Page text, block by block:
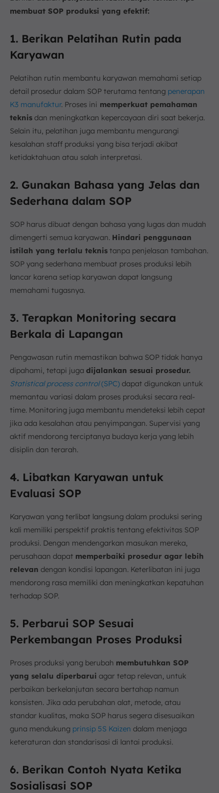
membuat SOP produksi yang efektif:
1. Berikan Pelatihan Rutin pada
Karyawan
Pelatihan rutin membantu karyawan memahami setiap
detail prosedur dalam SOP terutama tentang penerapan
K3 manufaktur. Proses ini memperkuat pemahaman
teknis dan meningkatkan kepercayaan diri saat bekerja.
Selain itu, pelatihan juga membantu mengurangi
kesalahan staff produksi yang bisa terjadi akibat
ketidaktahuan atau salah interpretasi.
2. Gunakan Bahasa yang Jelas dan
Sederhana dalam SOP
SOP harus dibuat dengan bahasa yang lugas dan mudah
dimengerti semua karyawan. Hindari penggunaan
istilah yang terlalu teknis tanpa penjelasan tambahan.
SOP yang sederhana membuat proses produksi lebih
lancar karena setiap karyawan dapat langsung
memahami tugasnya.
3. Terapkan Monitoring secara
Berkala di Lapangan
Pengawasan rutin memastikan bahwa SOP tidak hanya
dipahami, tetapi juga dijalankan sesuai prosedur.
Statistical process control(SPC) dapat digunakan untuk
memantau variasi dalam proses produksi secara real-
time. Monitoring juga membantu mendeteksi lebih cepat
jika ada kesalahan atau penyimpangan. Supervisi yang
aktif mendorong terciptanya budaya kerja yang lebih
disiplin dan terarah.
4. Libatkan Karyawan untuk
Evaluasi SOP
Karyawan yang terlibat langsung dalam produksi sering
kali memiliki perspektif praktis tentang efektivitas SOP
produksi. Dengan mendengarkan masukan mereka,
perusahaan dapat memperbaiki prosedur agar lebih
relevan dengan kondisi lapangan. Keterlibatan ini juga
mendorong rasa memiliki dan meningkatkan kepatuhan
terhadap SOP.
5. Perbarui SOP Sesuai
Perkembangan Proses Produksi
Proses produksi yang berubah membutuhkan SOP
yang selalu diperbarui agar tetap relevan, untuk
perbaikan berkelanjutan secara bertahap namun
konsisten. Jika ada perubahan alat, metode, atau
standar kualitas, maka SOP harus segera disesuaikan
guna mendukung prinsip 5S Kaizen dalam menjaga
keteraturan dan standarisasi di lantai produksi.
6. Berikan Contoh Nyata Ketika
Sosialisasi SOP